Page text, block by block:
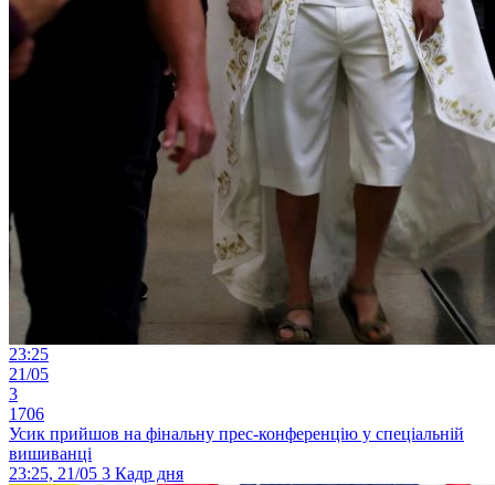
23:25
21/05
3
1706
Усик прийшов на фінальну прес-конференцію у спеціальній
вишиванці
23:25, 21/05 3 Кадр дня